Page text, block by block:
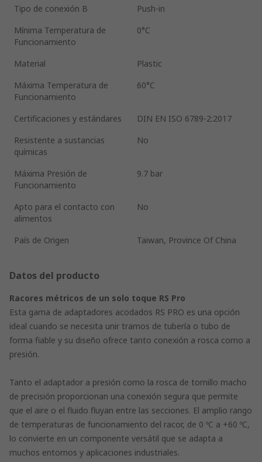
Tipo de conexión B
Push-in
Mínima Temperatura de
Funcionamiento
0°C
Material
Plastic
Máxima Temperatura de
Funcionamiento
60°C
Certificaciones y estándares
DIN EN ISO 6789-2:2017
Resistente a sustancias
químicas
No
Máxima Presión de
Funcionamiento
9.7 bar
Apto para el contacto con
alimentos
No
País de Origen Taiwan, Province Of China
Datos del producto
Racores métricos de un solo toque RS Pro
Esta gama de adaptadores acodados RS PRO es una opción
ideal cuando se necesita unir tramos de tubería o tubo de
forma fiable y su diseño ofrece tanto conexión a rosca como a
presión.
Tanto el adaptador a presión como la rosca de tornillo macho
de precisión proporcionan una conexión segura que permite
que el aire o el fluido fluyan entre las secciones. El amplio rango
de temperaturas de funcionamiento del racor, de 0 ºC a +60 ºC,
lo convierte en un componente versátil que se adapta a
muchos entornos y aplicaciones industriales.